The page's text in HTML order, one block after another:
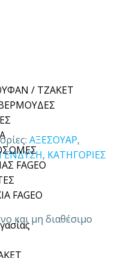
/ ΤΖΑΚΕΤ
FAGEO
FAGEO
ΑΞΕΣΟΥΑΡ,
ΕΝΔΥΣΗ, ΚΑΤΗΓΟΡΙΕΣ
και μη διαθέσιμο